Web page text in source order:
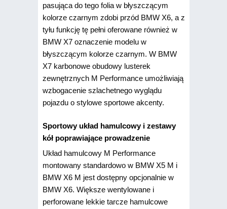
pasująca do tego folia w błyszczącym
kolorze czarnym zdobi przód BMW X6, a z
tyłu funkcję tę pełni oferowane również w
BMW X7 oznaczenie modelu w
błyszczącym kolorze czarnym. W BMW
X7 karbonowe obudowy lusterek
zewnętrznych M Performance umożliwiają
wzbogacenie szlachetnego wyglądu
pojazdu o stylowe sportowe akcenty.
Sportowy układ hamulcowy i zestawy
kół poprawiające prowadzenie
Układ hamulcowy M Performance
montowany standardowo w BMW X5 M i
BMW X6 M jest dostępny opcjonalnie w
BMW X6. Większe wentylowane i
perforowane lekkie tarcze hamulcowe